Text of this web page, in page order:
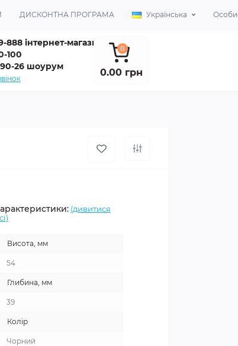
ДИСКОНТНА ПРОГРАМА Українська
888 інтернет-магазин
100
26 шоурум
0
0.00 грн
(дивитися
Висота, мм
54
Глибина, мм
39
Колір
Чорний